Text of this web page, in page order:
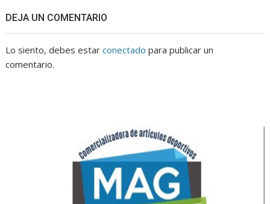
DEJA UN COMENTARIO
Lo siento, debes estarconectado para publicar un
comentario.